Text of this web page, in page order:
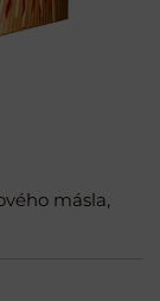
másla,